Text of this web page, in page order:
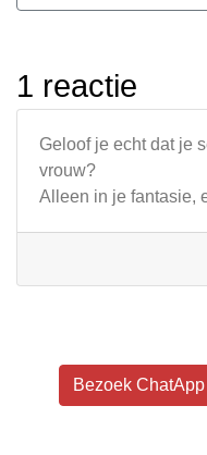
1 reactie
Geloof je echt dat je
vrouw?
Alleen in je fantasie,
Bezoek ChatApp